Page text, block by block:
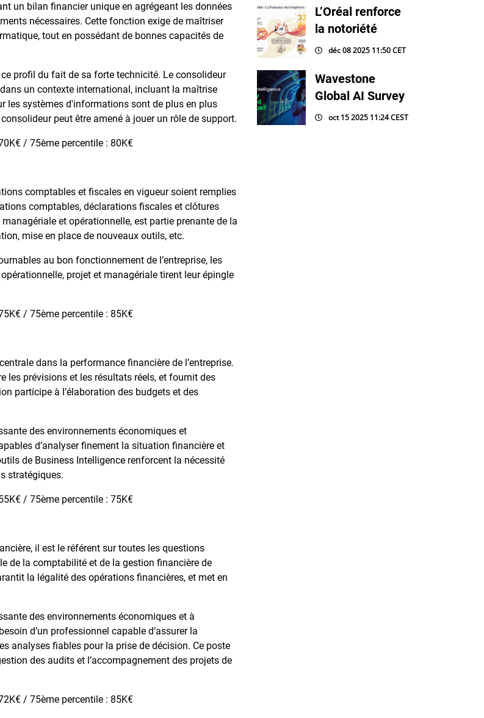
un bilan financier unique en agrégeant les données
nécessaires. Cette fonction exige de maîtriser
tout en possédant de bonnes capacités de
profil du fait de sa forte technicité. Le consolideur
un contexte international, incluant la maîtrise
les systèmes d'informations sont de plus en plus
peut être amené à jouer un rôle de support.
/ 75ème percentile : 80K€
comptables et fiscales en vigueur soient remplies
comptables, déclarations fiscales et clôtures
et opérationnelle, est partie prenante de la
mise en place de nouveaux outils, etc.
au bon fonctionnement de l’entreprise, les
projet et managériale tirent leur épingle
/ 75ème percentile : 85K€
dans la performance financière de l’entreprise.
les prévisions et les résultats réels, et fournit des
participe à l’élaboration des budgets et des
des environnements économiques et
d’analyser finement la situation financière et
de Business Intelligence renforcent la nécessité
stratégiques.
/ 75ème percentile : 75K€
il est le référent sur toutes les questions
de la comptabilité et de la gestion financière de
la légalité des opérations financières, et met en
des environnements économiques et à
d’un professionnel capable d’assurer la
analyses fiables pour la prise de décision. Ce poste
des audits et l’accompagnement des projets de
/ 75ème percentile : 85K€
L’Oréal renforce
la notoriété
déc 08 2025 11:50 CET
Wavestone
Global AI Survey
oct 15 2025 11:24 CEST